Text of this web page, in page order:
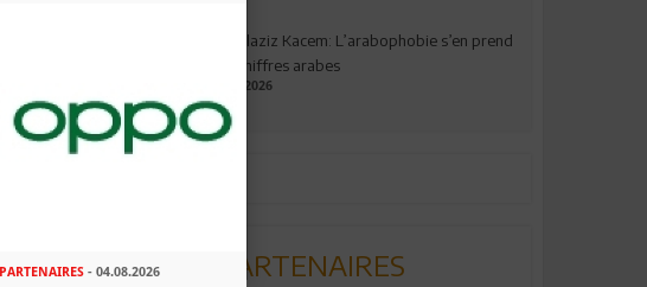
Abdelaziz Kacem: L’arabophobie s’en prend
aux chiffres arabes
09.07.2026
PARTENAIRES
PARTENAIRES- 04.08.2026